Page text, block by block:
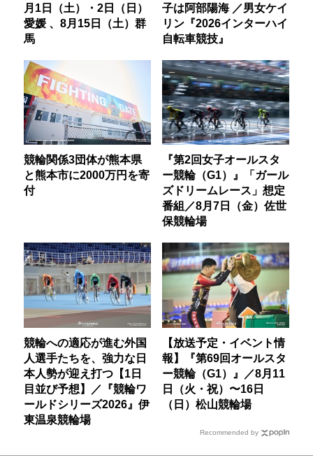
月1日（土）・2日（日）
愛媛 、8月15日（土）群
馬
子は阿部陽海 ／男女ケイ
リン『2026インターハイ
自転車競技』
競輪関係3団体が熊本県
と熊本市に2000万円を寄
付
『第2回女子オールスタ
ー競輪（G1）』「ガール
ズドリームレース」想定
番組／8月7日（金）佐世
保競輪場
競輪への適応が進む外国
人選手たちを、強力な日
本人勢が迎え打つ【1日
目並び予想】／『競輪ワ
ールドシリーズ2026』伊
東温泉競輪場
【放送予定・イベント情
報】『第69回オールスタ
ー競輪（G1）』／8月11
日（火・祝）〜16日
（日）松山競輪場
Recommended by